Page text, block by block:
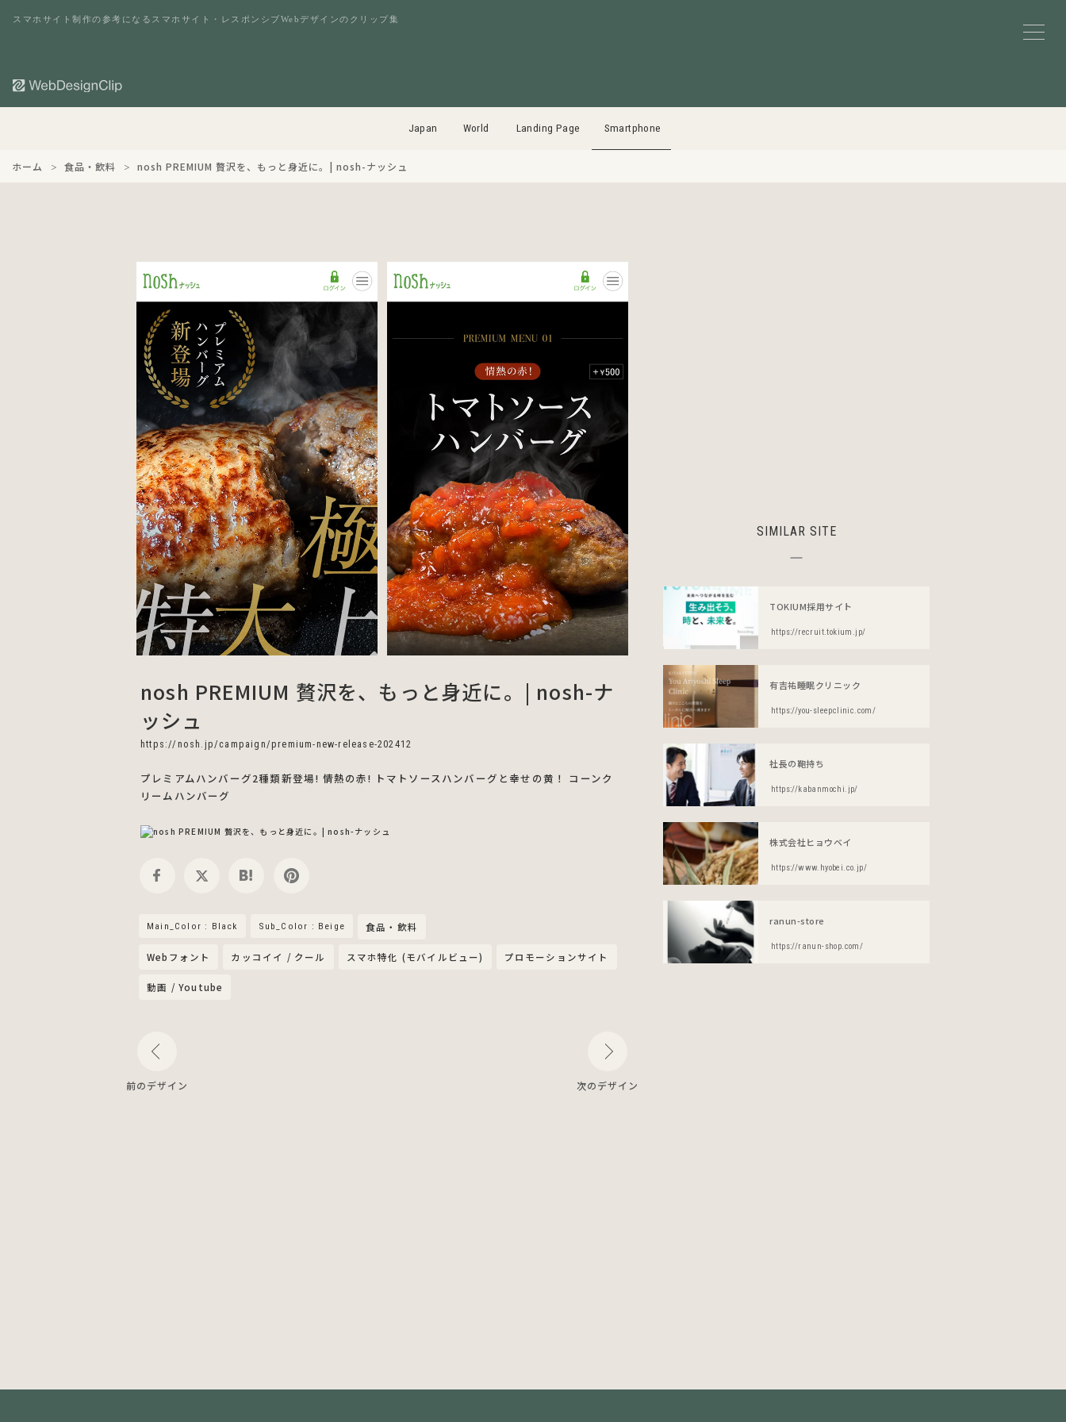
スマホサイト制作の参考になるスマホサイト・レスポンシブWebデザインのクリップ集
Japan World Landing Page Smartphone
ホーム 食品・飲料 nosh PREMIUM 贅沢を、もっと身近に。| nosh-ナッシュ
nosh PREMIUM 贅沢を、もっと身近に。| nosh-ナ
ッシュ
https://nosh.jp/campaign/premium-new-release-202412
プレミアムハンバーグ2種類新登場! 情熱の赤! トマトソースハンバーグと幸せの黄！ コーンク
リームハンバーグ
Main_Color : Black Sub_Color : Beige 食品・飲料
Webフォント カッコイイ / クール スマホ特化 (モバイルビュー) プロモーションサイト
動画 / Youtube
SIMILAR SITE
TOKIUM採用サイト
https://recruit.tokium.jp/
有吉祐睡眠クリニック
https://you-sleepclinic.com/
社長の鞄持ち
https://kabanmochi.jp/
株式会社ヒョウベイ
https://www.hyobei.co.jp/
ranun-store
https://ranun-shop.com/